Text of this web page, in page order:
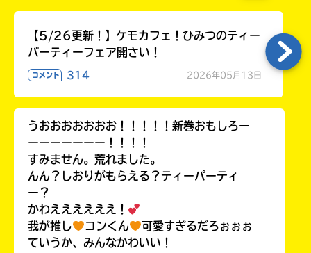
【5/26更新！】ケモカフェ！ひみつのティー
パーティーフェア開さい！
コメント 314 2026年05月13日
うおおおおおおお！！！！！新巻おもしろー
ーーーーーーー！！！！
すみません。荒れました。
んん？しおりがもらえる？ティーパーティ
ー？
かわええええええ！
我が推し
コンくん
可愛すぎるだろぉぉぉ
ていうか、みんなかわいい！